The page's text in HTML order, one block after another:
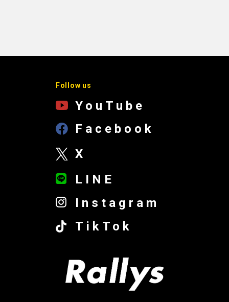
Follow us
YouTube
Facebook
X
LINE
Instagram
TikTok